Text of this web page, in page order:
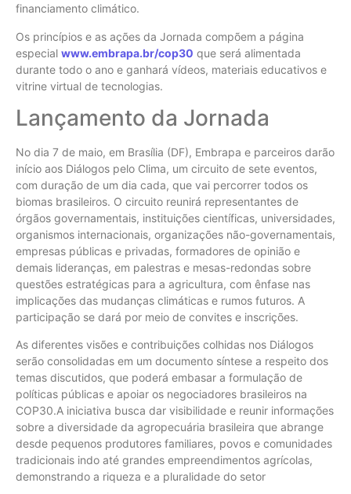
financiamento climático.
Os princípios e as ações da Jornada compõem a página
especial www.embrapa.br/cop30 que será alimentada
durante todo o ano e ganhará vídeos, materiais educativos e
vitrine virtual de tecnologias.
Lançamento da Jornada
No dia 7 de maio, em Brasília (DF), Embrapa e parceiros darão
início aos Diálogos pelo Clima, um circuito de sete eventos,
com duração de um dia cada, que vai percorrer todos os
biomas brasileiros. O circuito reunirá representantes de
órgãos governamentais, instituições científicas, universidades,
organismos internacionais, organizações não-governamentais,
empresas públicas e privadas, formadores de opinião e
demais lideranças, em palestras e mesas-redondas sobre
questões estratégicas para a agricultura, com ênfase nas
implicações das mudanças climáticas e rumos futuros. A
participação se dará por meio de convites e inscrições.
As diferentes visões e contribuições colhidas nos Diálogos
serão consolidadas em um documento síntese a respeito dos
temas discutidos, que poderá embasar a formulação de
políticas públicas e apoiar os negociadores brasileiros na
COP30.A iniciativa busca dar visibilidade e reunir informações
sobre a diversidade da agropecuária brasileira que abrange
desde pequenos produtores familiares, povos e comunidades
tradicionais indo até grandes empreendimentos agrícolas,
demonstrando a riqueza e a pluralidade do setor